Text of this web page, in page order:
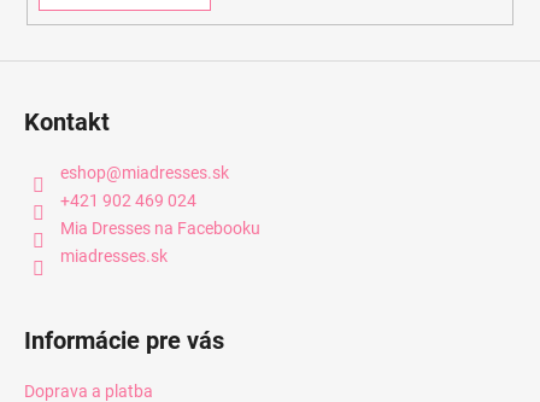
Kontakt
eshop@miadresses.sk
+421 902 469 024
Mia Dresses na Facebooku
miadresses.sk
Informácie pre vás
Doprava a platba